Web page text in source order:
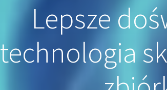
Lepsze
technologia